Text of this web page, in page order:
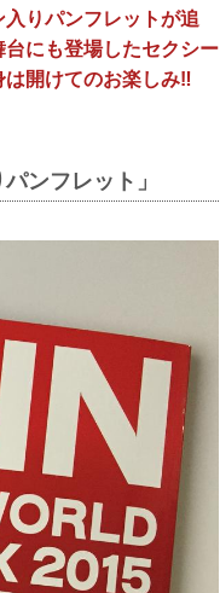
りパンフレットが追
にも登場したセクシー
は開けてのお楽しみ‼︎
ンフレット」